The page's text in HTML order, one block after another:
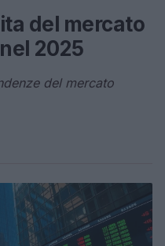
del mercato
2025
del mercato